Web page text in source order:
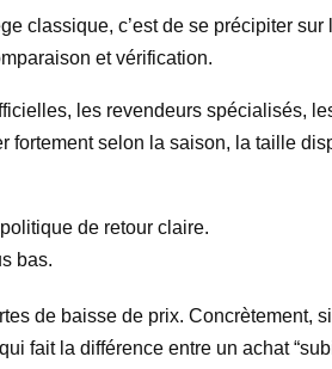
classique, c’est de se précipiter
et vérification.
les revendeurs spécialisés,
selon la saison, la taille
de retour claire.
bas.
de baisse de prix. Concrètement,
fait la différence entre un achat